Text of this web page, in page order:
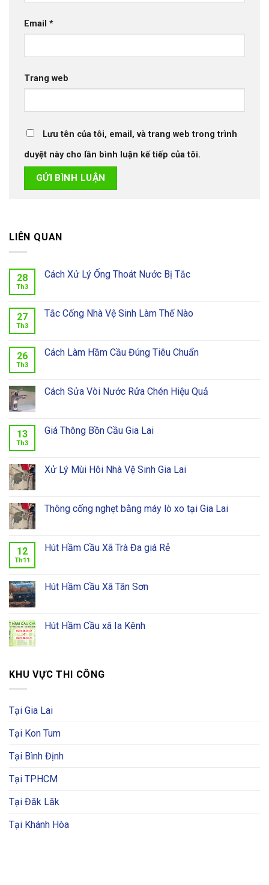
Email *
Trang web
Lưu tên của tôi, email, và trang web trong trình
duyệt này cho lần bình luận kế tiếp của tôi.
LIÊN QUAN
28
Th3
Cách Xử Lý Ống Thoát Nước Bị Tắc
27
Th3
Tắc Cống Nhà Vệ Sinh Làm Thế Nào
26
Th3
Cách Làm Hầm Cầu Đúng Tiêu Chuẩn
Cách Sửa Vòi Nước Rửa Chén Hiệu Quả
13
Th3
Giá Thông Bồn Cầu Gia Lai
Xử Lý Mùi Hôi Nhà Vệ Sinh Gia Lai
Thông cống nghẹt bằng máy lò xo tại Gia Lai
12
Th11
Hút Hầm Cầu Xã Trà Đa giá Rẻ
Hút Hầm Cầu Xã Tân Sơn
Hút Hầm Cầu xã Ia Kênh
KHU VỰC THI CÔNG
Tại Gia Lai
Tại Kon Tum
Tại Bình Định
Tại TPHCM
Tại Đăk Lăk
Tại Khánh Hòa